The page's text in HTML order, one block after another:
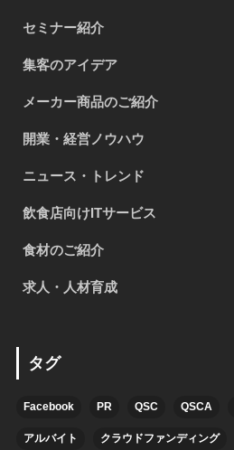
セミナー紹介
集客のアイデア
メーカー商品のご紹介
開業・経営ノウハウ
ニュース・トレンド
飲食店向けITサービス
食材のご紹介
求人・人材育成
タグ
Facebook PR QSC QSCA
アルバイト クラウドファンディング